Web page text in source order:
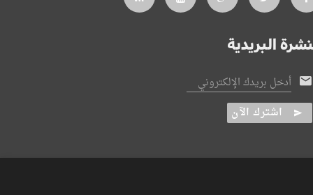
البريدية
أدخل بريدك الإلكتروني
اشترك الآن